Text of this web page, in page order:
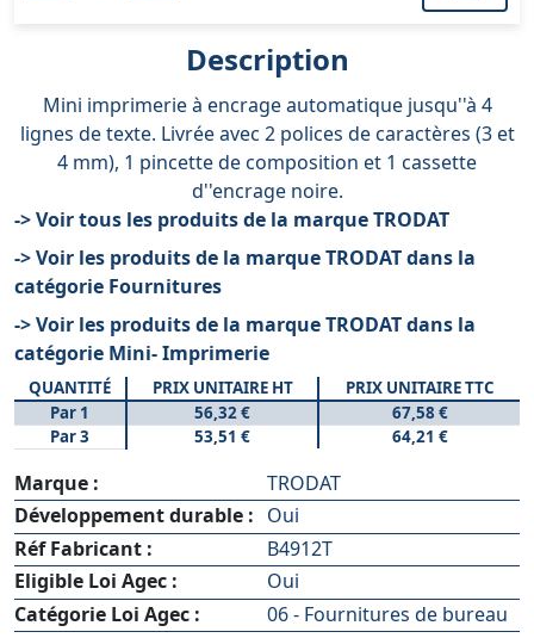
Description
Mini imprimerie à encrage automatique jusqu''à 4
lignes de texte. Livrée avec 2 polices de caractères (3 et
4 mm), 1 pincette de composition et 1 cassette
d''encrage noire.
-> Voir tous les produits de la marque TRODAT
-> Voir les produits de la marque TRODAT dans la
catégorie Fournitures
-> Voir les produits de la marque TRODAT dans la
catégorie Mini- Imprimerie
QUANTITÉ PRIX UNITAIRE HT
PRIX UNITAIRE TTC
Par 1
56,32 €
67,58 €
Par 3
53,51 € 64,21 €
Marque :
TRODAT
Développement durable : Oui
Réf Fabricant :
B4912T
Eligible Loi Agec :
Oui
Catégorie Loi Agec :
06 - Fournitures de bureau